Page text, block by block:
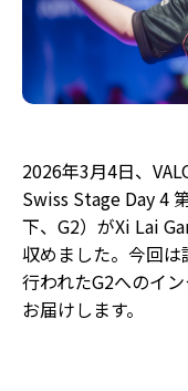
2026年3月4日、
Swiss Stage Day 4
下、G2）がXi Lai
収めました。今回
行われたG2へのイ
お届けします。